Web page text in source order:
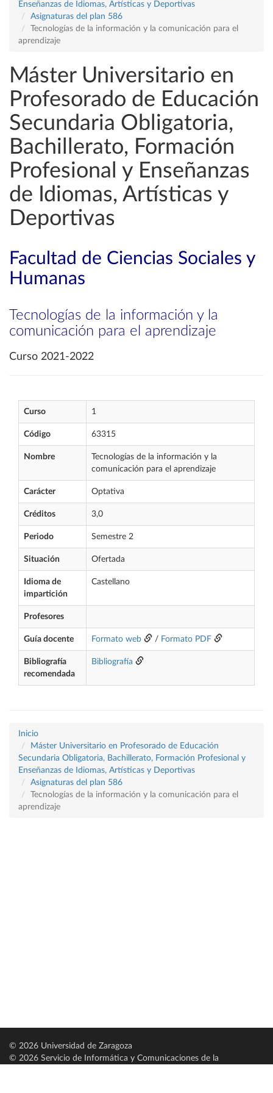
Enseñanzas de Idiomas, Artísticas y Deportivas
Asignaturas del plan 586
Tecnologías de la información y la comunicación para el
aprendizaje
Máster Universitario en
Profesorado de Educación
Secundaria Obligatoria,
Bachillerato, Formación
Profesional y Enseñanzas
de Idiomas, Artísticas y
Deportivas
Facultad de Ciencias Sociales y
Humanas
Tecnologías de la información y la
comunicación para el aprendizaje
Curso 2021-2022
Curso 1
Código 63315
Nombre
Tecnologías de la información y la
comunicación para el aprendizaje
Carácter Optativa
Créditos 3,0
Periodo Semestre 2
Situación Ofertada
Idioma de
impartición
Castellano
Profesores
Guía docente Formato web / Formato PDF
Bibliografía
recomendada
Bibliografía
Inicio
Máster Universitario en Profesorado de Educación
Secundaria Obligatoria, Bachillerato, Formación Profesional y
Enseñanzas de Idiomas, Artísticas y Deportivas
Asignaturas del plan 586
Tecnologías de la información y la comunicación para el
aprendizaje
© 2026 Universidad de Zaragoza
© 2026 Servicio de Informática y Comunicaciones de la